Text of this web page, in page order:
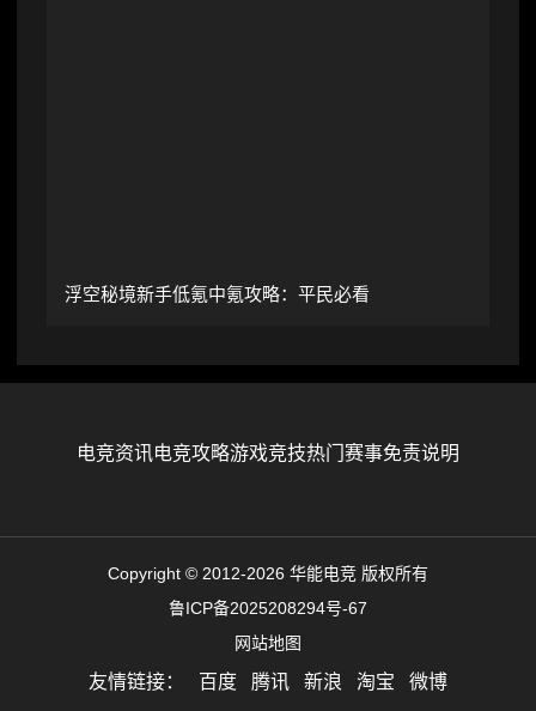
浮空秘境新手低氪中氪攻略：平民必看
电竞资讯电竞攻略游戏竞技热门赛事免责说明
Copyright © 2012-2026 华能电竞 版权所有
鲁ICP备2025208294号-67
网站地图
友情链接： 百度 腾讯 新浪 淘宝 微博